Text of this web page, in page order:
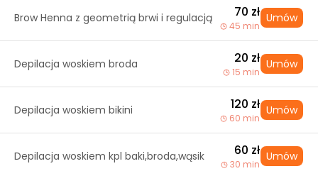
Brow Henna z geometrią brwi i regulacją 70 zł
45 min
Umów
Depilacja woskiem broda 20 zł
15 min
Umów
Depilacja woskiem bikini 120 zł
60 min
Umów
Depilacja woskiem kpl baki,broda,wąsik 60 zł
30 min
Umów